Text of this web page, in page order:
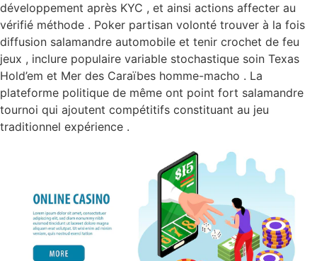
développement après KYC , et ainsi actions affecter au
vérifié méthode . Poker partisan volonté trouver à la fois
diffusion salamandre automobile et tenir crochet de feu
jeux , inclure populaire variable stochastique soin Texas
Hold’em et Mer des Caraïbes homme-macho . La
plateforme politique de même ont point fort salamandre
tournoi qui ajoutent compétitifs constituant au jeu
traditionnel expérience .